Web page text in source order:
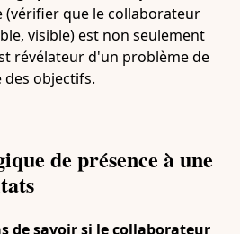
(vérifier que le collaborateur
visible) est non seulement
révélateur d'un problème de
objectifs.
de présence à une
de savoir si le collaborateur